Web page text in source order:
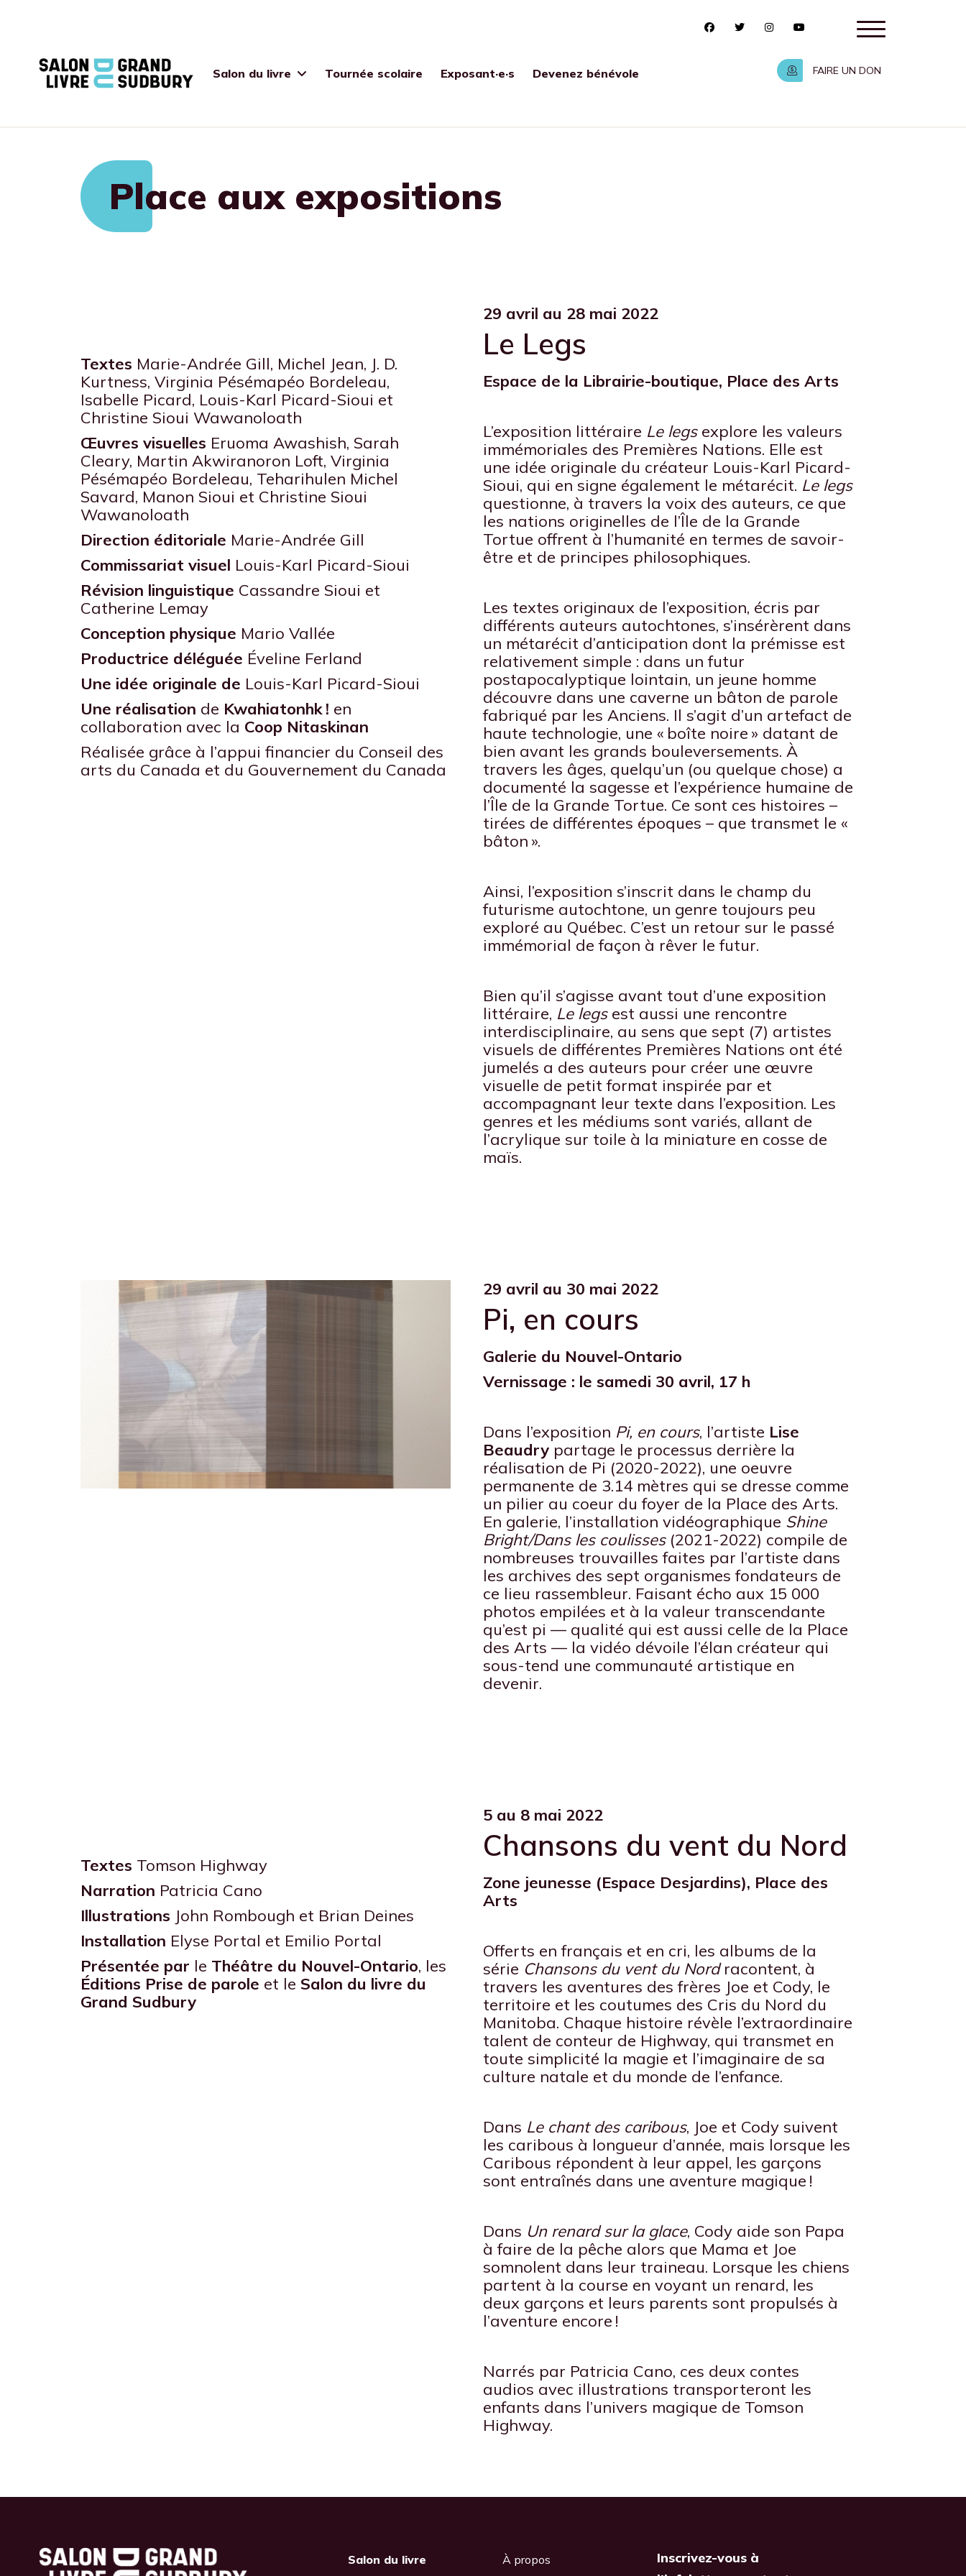
Salon du livre Tournée scolaire Exposant·e·s Devenez bénévole FAIRE UN DON
Place aux expositions
Textes Marie-Andrée Gill, Michel Jean, J. D.
Kurtness, Virginia Pésémapéo Bordeleau,
Isabelle Picard, Louis-Karl Picard-Sioui et
Christine Sioui Wawanoloath
Œuvres visuelles Eruoma Awashish, Sarah
Cleary, Martin Akwiranoron Loft, Virginia
Pésémapéo Bordeleau, Teharihulen Michel
Savard, Manon Sioui et Christine Sioui
Wawanoloath
Direction éditoriale Marie-Andrée Gill
Commissariat visuel Louis-Karl Picard-Sioui
Révision linguistique Cassandre Sioui et
Catherine Lemay
Conception physique Mario Vallée
Productrice déléguée Éveline Ferland
Une idée originale de Louis-Karl Picard-Sioui
Une réalisation de Kwahiatonhk ! en
collaboration avec la Coop Nitaskinan
Réalisée grâce à l’appui financier du Conseil des
arts du Canada et du Gouvernement du Canada
29 avril au 28 mai 2022
Le Legs
Espace de la Librairie-boutique, Place des Arts
L’exposition littéraire Le legs explore les valeurs
immémoriales des Premières Nations. Elle est
une idée originale du créateur Louis-Karl Picard-
Sioui, qui en signe également le métarécit. Le legs
questionne, à travers la voix des auteurs, ce que
les nations originelles de l’Île de la Grande
Tortue offrent à l’humanité en termes de savoir-
être et de principes philosophiques.
Les textes originaux de l’exposition, écris par
différents auteurs autochtones, s’insérèrent dans
un métarécit d’anticipation dont la prémisse est
relativement simple : dans un futur
postapocalyptique lointain, un jeune homme
découvre dans une caverne un bâton de parole
fabriqué par les Anciens. Il s’agit d’un artefact de
haute technologie, une « boîte noire » datant de
bien avant les grands bouleversements. À
travers les âges, quelqu’un (ou quelque chose) a
documenté la sagesse et l’expérience humaine de
l’Île de la Grande Tortue. Ce sont ces histoires –
tirées de différentes époques – que transmet le «
bâton ».
Ainsi, l’exposition s’inscrit dans le champ du
futurisme autochtone, un genre toujours peu
exploré au Québec. C’est un retour sur le passé
immémorial de façon à rêver le futur.
Bien qu’il s’agisse avant tout d’une exposition
littéraire, Le legs est aussi une rencontre
interdisciplinaire, au sens que sept (7) artistes
visuels de différentes Premières Nations ont été
jumelés a des auteurs pour créer une œuvre
visuelle de petit format inspirée par et
accompagnant leur texte dans l’exposition. Les
genres et les médiums sont variés, allant de
l’acrylique sur toile à la miniature en cosse de
maïs.
29 avril au 30 mai 2022
Pi, en cours
Galerie du Nouvel-Ontario
Vernissage : le samedi 30 avril, 17 h
Dans l’exposition Pi, en cours, l’artiste Lise
Beaudry partage le processus derrière la
réalisation de Pi (2020-2022), une oeuvre
permanente de 3.14 mètres qui se dresse comme
un pilier au coeur du foyer de la Place des Arts.
En galerie, l’installation vidéographique Shine
Bright/Dans les coulisses(2021-2022) compile de
nombreuses trouvailles faites par l’artiste dans
les archives des sept organismes fondateurs de
ce lieu rassembleur. Faisant écho aux 15 000
photos empilées et à la valeur transcendante
qu’est pi — qualité qui est aussi celle de la Place
des Arts — la vidéo dévoile l’élan créateur qui
sous-tend une communauté artistique en
devenir.
Textes Tomson Highway
Narration Patricia Cano
Illustrations John Rombough et Brian Deines
Installation Elyse Portal et Emilio Portal
Présentée par le Théâtre du Nouvel-Ontario, les
Éditions Prise de parole et le Salon du livre du
Grand Sudbury
5 au 8 mai 2022
Chansons du vent du Nord
Zone jeunesse (Espace Desjardins), Place des
Arts
Offerts en français et en cri, les albums de la
série Chansons du vent du Nordracontent, à
travers les aventures des frères Joe et Cody, le
territoire et les coutumes des Cris du Nord du
Manitoba. Chaque histoire révèle l’extraordinaire
talent de conteur de Highway, qui transmet en
toute simplicité la magie et l’imaginaire de sa
culture natale et du monde de l’enfance.
Dans Le chant des caribous, Joe et Cody suivent
les caribous à longueur d’année, mais lorsque les
Caribous répondent à leur appel, les garçons
sont entraînés dans une aventure magique !
Dans Un renard sur la glace, Cody aide son Papa
à faire de la pêche alors que Mama et Joe
somnolent dans leur traineau. Lorsque les chiens
partent à la course en voyant un renard, les
deux garçons et leurs parents sont propulsés à
l’aventure encore !
Narrés par Patricia Cano, ces deux contes
audios avec illustrations transporteront les
enfants dans l’univers magique de Tomson
Highway.
Salon du livre À propos
Inscrivez-vous à